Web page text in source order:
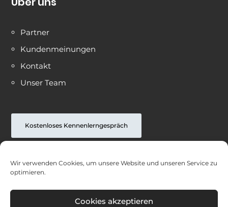
Wir verwenden Cookies, um unsere Website und unseren Service zu
optimieren.
Cookies akzeptieren
Partner
Kundenmeinungen
Kontakt
Unser Team
Kostenloses Kennenlerngespräch
Copyright © 2024 – Leugner & Kollegen
Versicherungs-Kontor